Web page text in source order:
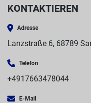
KONTAKTIEREN
Adresse
Lanzstraße 6, 68789
Telefon
+4917663478044
E-Mail